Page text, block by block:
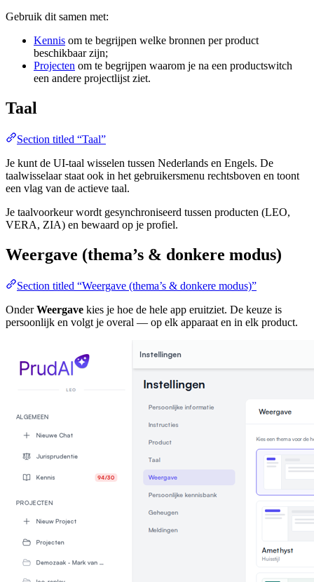
Gebruik dit samen met:
Kennis om te begrijpen welke bronnen per product
beschikbaar zijn;
Projecten om te begrijpen waarom je na een productswitch
een andere projectlijst ziet.
Taal
Section titled “Taal”
Je kunt de UI-taal wisselen tussen Nederlands en Engels. De
taalwisselaar staat ook in het gebruikersmenu rechtsboven en toont
een vlag van de actieve taal.
Je taalvoorkeur wordt gesynchroniseerd tussen producten (LEO,
VERA, ZIA) en bewaard op je profiel.
Weergave (thema’s & donkere modus)
Section titled “Weergave (thema’s & donkere modus)”
OnderWeergave kies je hoe de hele app eruitziet. De keuze is
persoonlijk en volgt je overal — op elk apparaat en in elk product.